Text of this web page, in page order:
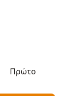
Πρώτο